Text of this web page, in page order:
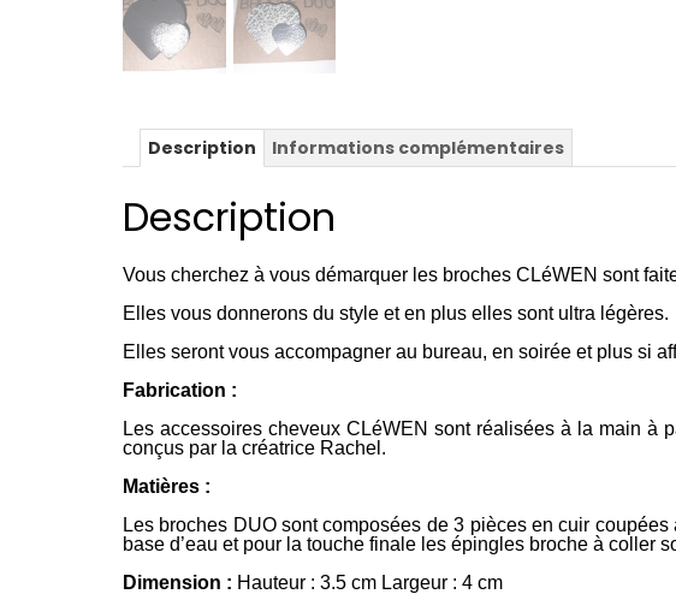
Description Informations complémentaires
Description
Vous cherchez à vous démarquer les broches CLéWEN sont
Elles vous donnerons du style et en plus elles sont ultra légères.
Elles seront vous accompagner au bureau, en soirée et plus si
Fabrication :
Les accessoires cheveux CLéWEN sont réalisées à la main à
conçus par la créatrice Rachel.
Matières :
Les broches DUO sont composées de 3 pièces en cuir
base d’eau et pour la touche finale les épingles broche à coller
Dimension : Hauteur : 3.5 cm Largeur : 4 cm